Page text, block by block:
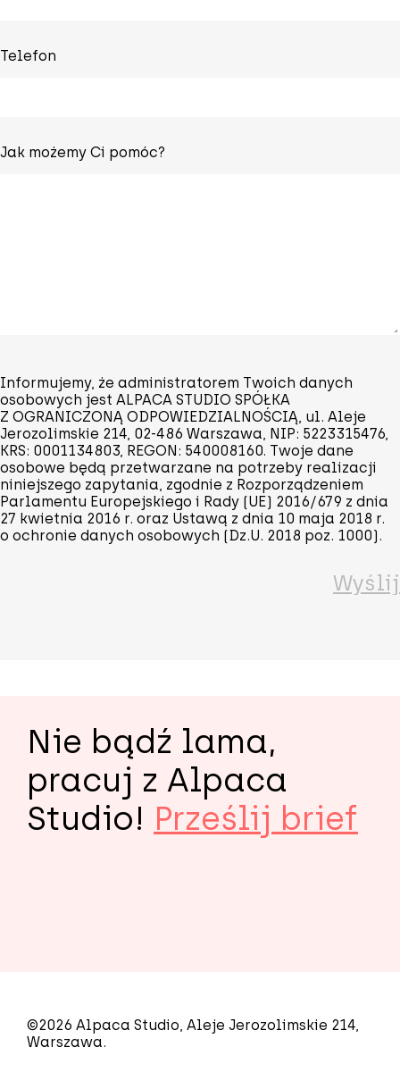
Telefon
Jak możemy Ci pomóc?
Informujemy, że administratorem Twoich danych
osobowych jest ALPACA STUDIO SPÓŁKA
Z OGRANICZONĄ ODPOWIEDZIALNOŚCIĄ, ul. Aleje
Jerozolimskie 214, 02-486 Warszawa, NIP: 5223315476,
KRS: 0001134803, REGON: 540008160. Twoje dane
osobowe będą przetwarzane na potrzeby realizacji
niniejszego zapytania, zgodnie z Rozporządzeniem
Parlamentu Europejskiego i Rady (UE) 2016/679 z dnia
27 kwietnia 2016 r. oraz Ustawą z dnia 10 maja 2018 r.
o ochronie danych osobowych (Dz.U. 2018 poz. 1000).
Nie bądź lama,
pracuj z Alpaca
Studio! Prześlij brief
©2026 Alpaca Studio, Aleje Jerozolimskie 214,
Warszawa.